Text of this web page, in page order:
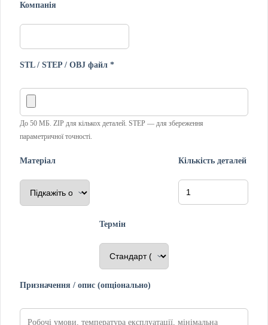
Компанія
STL / STEP / OBJ файл *
До 50 МБ. ZIP для кількох деталей. STEP — для збереження
параметричної точності.
Матеріал Кількість деталей
Термін
Призначення / опис (опціонально)